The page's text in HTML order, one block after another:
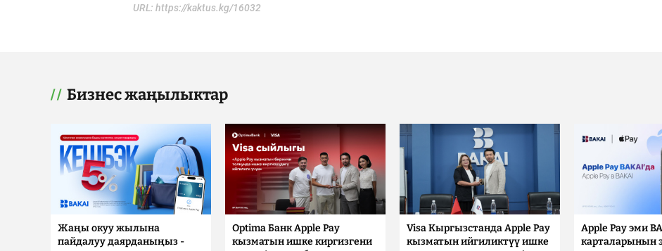
URL: https://kaktus.kg/16032
Бизнес жаңылыктар
Жаңы окуу жылына
пайдалуу даярданыңыз -
Optima Банк Apple Pay
кызматын ишке киргизгени
Visa Кыргызстанда Apple Pay
кызматын ийгиликтүү ишке
Apple Pay эми
карталарынын